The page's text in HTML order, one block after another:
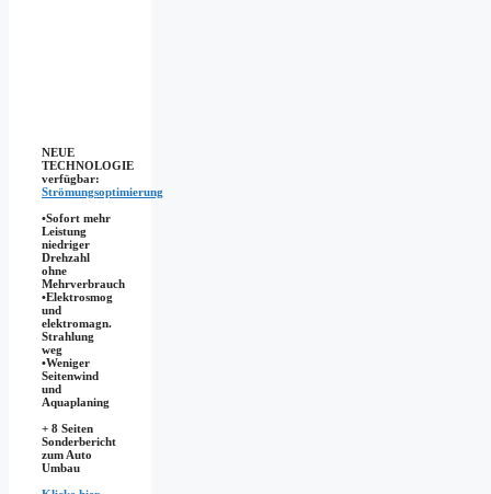
NEUE
TECHNOLOGIE
verfügbar:
Strömungsoptimierung
•Sofort mehr
Leistung
niedriger
Drehzahl
ohne
Mehrverbrauch
•Elektrosmog
und
elektromagn.
Strahlung
weg
•​Weniger
Seitenwind
und
Aquaplaning
+ 8 Seiten
Sonderbericht
zum Auto
Umbau